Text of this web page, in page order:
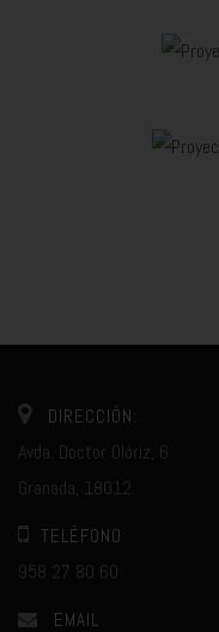
DIRECCIÓN:
Avda. Doctor Olóriz, 6.
Granada, 18012.
TELÉFONO
958 27 80 60
EMAIL